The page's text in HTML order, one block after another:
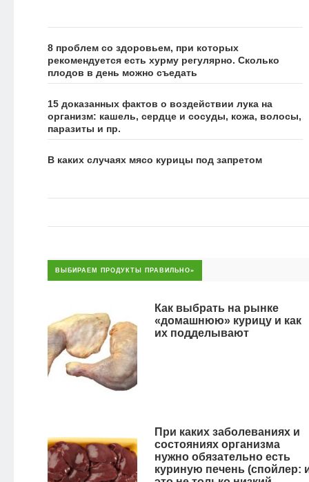
8 проблем со здоровьем, при которых
рекомендуется есть хурму регулярно. Сколько
плодов в день можно съедать
15 доказанных фактов о воздействии лука на
организм: кашель, сердце и сосуды, кожа, волосы,
паразиты и пр.
В каких случаях мясо курицы под запретом
ВЫБИРАЕМ ПРОДУКТЫ ПРАВИЛЬНО»
Как выбрать на рынке
«домашнюю» курицу и как
их подделывают
При каких заболеваниях и
состояниях организма
нужно обязательно есть
куриную печень (спойлер: